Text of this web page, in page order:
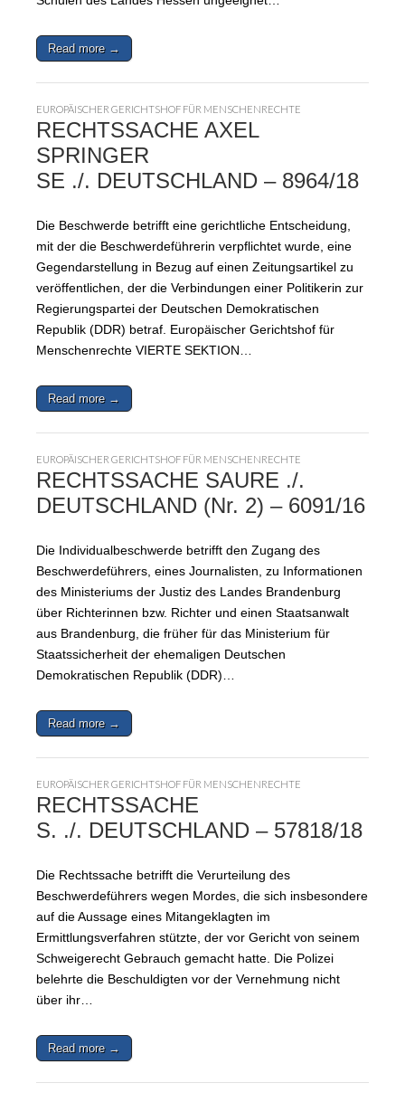
Read more →
EUROPÄISCHER GERICHTSHOF FÜR MENSCHENRECHTE
RECHTSSACHE AXEL
SPRINGER
SE ./. DEUTSCHLAND – 8964/18
Die Beschwerde betrifft eine gerichtliche Entscheidung,
mit der die Beschwerdeführerin verpflichtet wurde, eine
Gegendarstellung in Bezug auf einen Zeitungsartikel zu
veröffentlichen, der die Verbindungen einer Politikerin zur
Regierungspartei der Deutschen Demokratischen
Republik (DDR) betraf. Europäischer Gerichtshof für
Menschenrechte VIERTE SEKTION…
Read more →
EUROPÄISCHER GERICHTSHOF FÜR MENSCHENRECHTE
RECHTSSACHE SAURE ./.
DEUTSCHLAND (Nr. 2) – 6091/16
Die Individualbeschwerde betrifft den Zugang des
Beschwerdeführers, eines Journalisten, zu Informationen
des Ministeriums der Justiz des Landes Brandenburg
über Richterinnen bzw. Richter und einen Staatsanwalt
aus Brandenburg, die früher für das Ministerium für
Staatssicherheit der ehemaligen Deutschen
Demokratischen Republik (DDR)…
Read more →
EUROPÄISCHER GERICHTSHOF FÜR MENSCHENRECHTE
RECHTSSACHE
S. ./. DEUTSCHLAND – 57818/18
Die Rechtssache betrifft die Verurteilung des
Beschwerdeführers wegen Mordes, die sich insbesondere
auf die Aussage eines Mitangeklagten im
Ermittlungsverfahren stützte, der vor Gericht von seinem
Schweigerecht Gebrauch gemacht hatte. Die Polizei
belehrte die Beschuldigten vor der Vernehmung nicht
über ihr…
Read more →